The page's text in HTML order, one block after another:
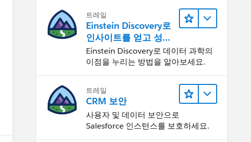
트레일
Einstein Discovery로
인사이트를 얻고 성과
개선하기
Einstein Discovery로 데이터 과학의
이점을 누리는 방법을 알아보세요.
트레일
CRM 보안
사용자 및 데이터 보안으로
Salesforce 인스턴스를 보호하세요.